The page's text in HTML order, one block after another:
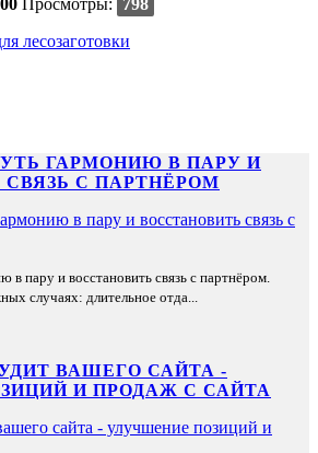
лесозаготовки
ГАРМОНИЮ В ПАРУ И
С ПАРТНЁРОМ
в пару и восстановить связь с партнёром.
случаях: длительное отда...
ВАШЕГО САЙТА -
И ПРОДАЖ С САЙТА